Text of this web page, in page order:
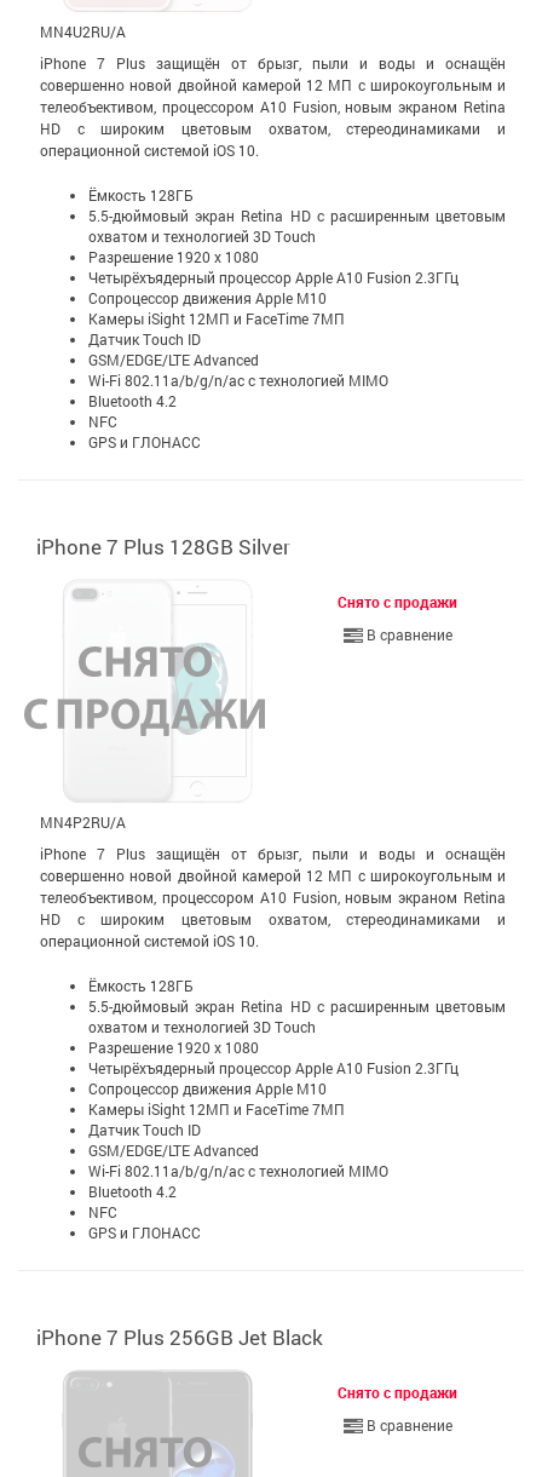
MN4U2RU/A
iPhone 7 Plus защищён от брызг, пыли и воды и оснащён
совершенно новой двойной камерой 12 МП с широко­уголь­ным и
теле­объективом, процессором A10 Fusion, новым экраном Retina
HD с широким цветовым охватом, стерео­динамиками и
операционной системой iOS 10.
Ёмкость 128ГБ
5.5-дюймовый экран Retina HD c расширенным цветовым
охватом и технологией 3D Touch
Разрешение 1920 x 1080
Четырёхъядерный процессор Apple A10 Fusion 2.3ГГц
Сопроцессор движения Apple M10
Камеры iSight 12МП и FaceTime 7МП
Датчик Touch ID
GSM/EDGE/LTE Advanced
Wi-Fi 802.11a/b/g/n/ac с технологией MIMO
Bluetooth 4.2
NFC
GPS и ГЛОНАСС
iPhone 7 Plus 128GB Silver
Снято с продажи
В сравнение
MN4P2RU/A
iPhone 7 Plus защищён от брызг, пыли и воды и оснащён
совершенно новой двойной камерой 12 МП с широко­уголь­ным и
теле­объективом, процессором A10 Fusion, новым экраном Retina
HD с широким цветовым охватом, стерео­динамиками и
операционной системой iOS 10.
Ёмкость 128ГБ
5.5-дюймовый экран Retina HD c расширенным цветовым
охватом и технологией 3D Touch
Разрешение 1920 x 1080
Четырёхъядерный процессор Apple A10 Fusion 2.3ГГц
Сопроцессор движения Apple M10
Камеры iSight 12МП и FaceTime 7МП
Датчик Touch ID
GSM/EDGE/LTE Advanced
Wi-Fi 802.11a/b/g/n/ac с технологией MIMO
Bluetooth 4.2
NFC
GPS и ГЛОНАСС
iPhone 7 Plus 256GB Jet Black
Снято с продажи
В сравнение